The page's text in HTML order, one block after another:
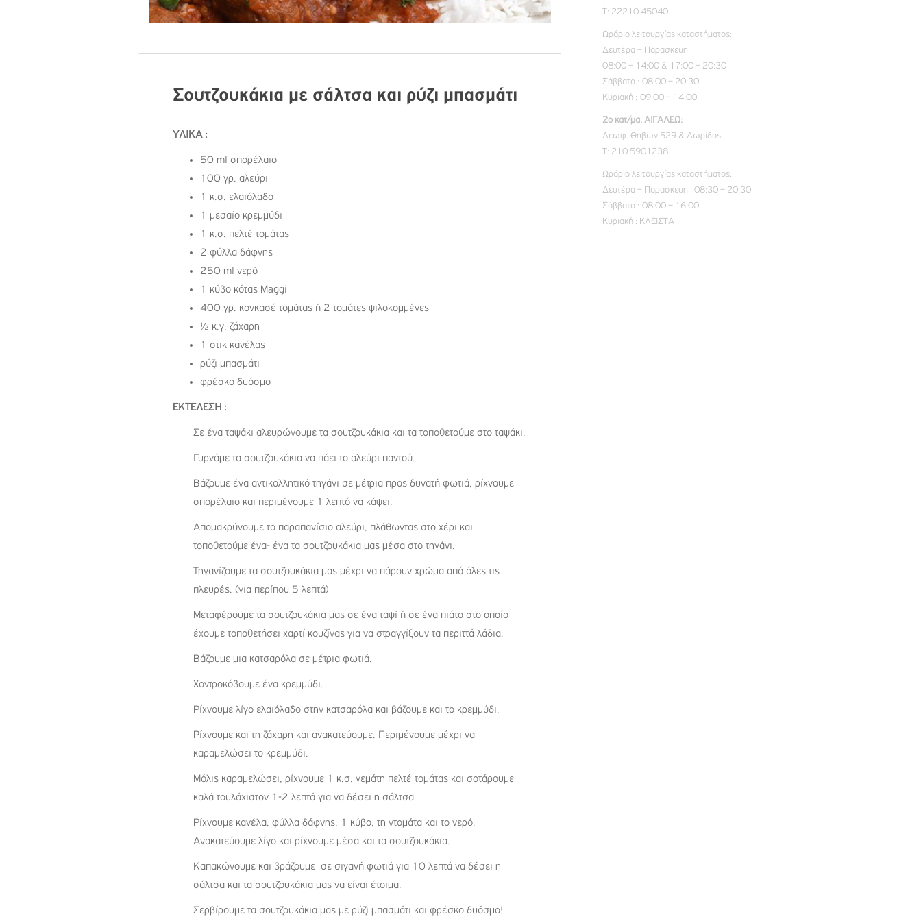
Σουτζουκάκια με σάλτσα και ρύζι μπασμάτι
ΥΛΙΚΑ :
50 ml σπορέλαιο
100 γρ. αλεύρι
1 κ.σ. ελαιόλαδο
1 μεσαίο κρεμμύδι
1 κ.σ. πελτέ τομάτας
2 φύλλα δάφνης
250 ml νερό
1 κύβο κότας Maggi
400 γρ. κονκασέ τομάτας ή 2 τομάτες ψιλοκομμένες
½ κ.γ. ζάχαρη
1 στικ κανέλας
ρύζι μπασμάτι
φρέσκο δυόσμο
ΕΚΤΕΛΕΣΗ :
Σε ένα ταψάκι αλευρώνουμε τα σουτζουκάκια και τα τοποθετούμε στο ταψάκι.
Γυρνάμε τα σουτζουκάκια να πάει το αλεύρι παντού.
Βάζουμε ένα αντικολλητικό τηγάνι σε μέτρια προς δυνατή φωτιά, ρίχνουμε
σπορέλαιο και περιμένουμε 1 λεπτό να κάψει.
Απομακρύνουμε το παραπανίσιο αλεύρι, πλάθωντας στο χέρι και
τοποθετούμε ένα- ένα τα σουτζουκάκια μας μέσα στο τηγάνι.
Τηγανίζουμε τα σουτζουκάκια μας μέχρι να πάρουν χρώμα από όλες τις
πλευρές. (για περίπου 5 λεπτά)
Μεταφέρουμε τα σουτζουκάκια μας σε ένα ταψί ή σε ένα πιάτο στο οποίο
έχουμε τοποθετήσει χαρτί κουζίνας για να στραγγίξουν τα περιττά λάδια.
Βάζουμε μια κατσαρόλα σε μέτρια φωτιά.
Χοντροκόβουμε ένα κρεμμύδι.
Ρίχνουμε λίγο ελαιόλαδο στην κατσαρόλα και βάζουμε και το κρεμμύδι.
Ρίχνουμε και τη ζάχαρη και ανακατεύουμε. Περιμένουμε μέχρι να
καραμελώσει το κρεμμύδι.
Μόλις καραμελώσει, ρίχνουμε 1 κ.σ. γεμάτη πελτέ τομάτας και σοτάρουμε
καλά τουλάχιστον 1-2 λεπτά για να δέσει η σάλτσα.
Ρίχνουμε κανέλα, φύλλα δάφνης, 1 κύβο, τη ντομάτα και το νερό.
Ανακατεύουμε λίγο και ρίχνουμε μέσα και τα σουτζουκάκια.
Καπακώνουμε και βράζουμε σε σιγανή φωτιά για 10 λεπτά να δέσει η
σάλτσα και τα σουτζουκάκια μας να είναι έτοιμα.
Σερβίρουμε τα σουτζουκάκια μας με ρύζι μπασμάτι και φρέσκο δυόσμο!
Τ: 22210 45040
Ωράριο λειτουργίας καταστήματος:
Δευτέρα – Παρασκευη :
08:00 – 14:00 & 17:00 – 20:30
Σάββατο : 08:00 – 20:30
Κυριακή : 09:00 – 14:00
2ο κατ/μα: ΑΙΓΑΛΕΩ:
Λεωφ. Θηβών 529 & Δωρίδος
Τ: 210 5901238
Ωράριο λειτουργίας καταστήματος:
Δευτέρα – Παρασκευη : 08:30 – 20:30
Σάββατο : 08:00 – 16:00
Κυριακή : ΚΛΕΙΣΤΑ